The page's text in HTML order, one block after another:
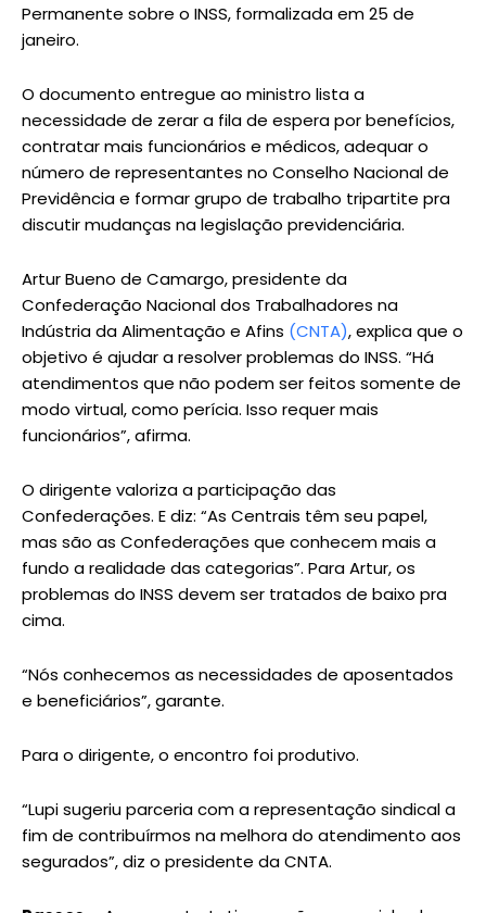
Permanente sobre o INSS, formalizada em 25 de
janeiro.
O documento entregue ao ministro lista a
necessidade de zerar a fila de espera por benefícios,
contratar mais funcionários e médicos, adequar o
número de representantes no Conselho Nacional de
Previdência e formar grupo de trabalho tripartite pra
discutir mudanças na legislação previdenciária.
Artur Bueno de Camargo, presidente da
Confederação Nacional dos Trabalhadores na
Indústria da Alimentação e Afins (CNTA), explica que o
objetivo é ajudar a resolver problemas do INSS. “Há
atendimentos que não podem ser feitos somente de
modo virtual, como perícia. Isso requer mais
funcionários”, afirma.
O dirigente valoriza a participação das
Confederações. E diz: “As Centrais têm seu papel,
mas são as Confederações que conhecem mais a
fundo a realidade das categorias”. Para Artur, os
problemas do INSS devem ser tratados de baixo pra
cima.
“Nós conhecemos as necessidades de aposentados
e beneficiários”, garante.
Para o dirigente, o encontro foi produtivo.
“Lupi sugeriu parceria com a representação sindical a
fim de contribuírmos na melhora do atendimento aos
segurados”, diz o presidente da CNTA.